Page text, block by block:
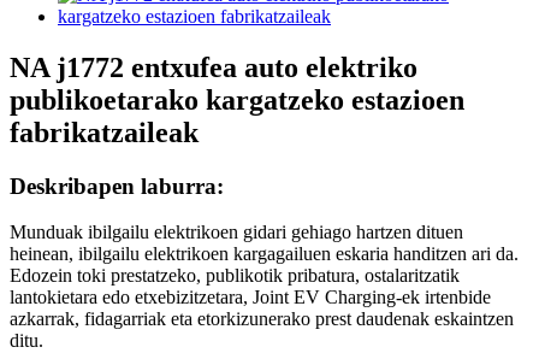
NA j1772 entxufea auto elektriko
publikoetarako kargatzeko estazioen
fabrikatzaileak
Deskribapen laburra:
Munduak ibilgailu elektrikoen gidari gehiago hartzen dituen
heinean, ibilgailu elektrikoen kargagailuen eskaria handitzen ari da.
Edozein toki prestatzeko, publikotik pribatura, ostalaritzatik
lantokietara edo etxebizitzetara, Joint EV Charging-ek irtenbide
azkarrak, fidagarriak eta etorkizunerako prest daudenak eskaintzen
ditu.